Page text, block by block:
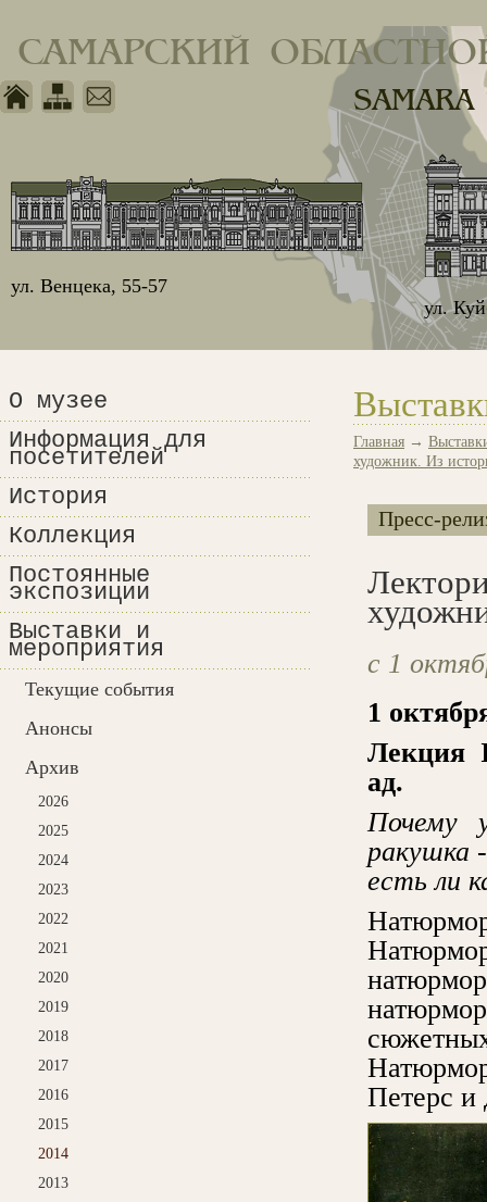
САМАРСКИЙ
ул.
ул. Венцека, 55-57
О музее
Информация для
посетителей
История
Коллекция
Постоянные
экспозиции
Выставки и
мероприятия
Текущие события
Анонсы
Архив
2026
2025
2024
2023
2022
2021
2020
2019
2018
2017
2016
2015
2014
2013
Главная →
художник. Из
Пресс-
с 1
1
Лекция
ад.
Почему
ракушка
есть ли
Петерс и